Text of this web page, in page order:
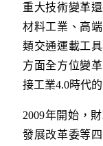
重大技術變革
材料工業、高
類交通運載工
方面全方位變
接工業4.0時代
2009年開始，
發展改革委等